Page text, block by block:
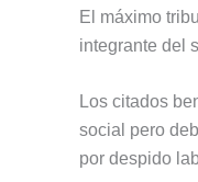
El máximo
integrante del
Los citados
social pero
por despido